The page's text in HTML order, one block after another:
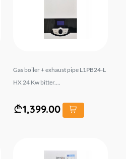
Gas boiler + exhaust pipe L1PB24-L
HX 24 Kw bitter....
1,399.00